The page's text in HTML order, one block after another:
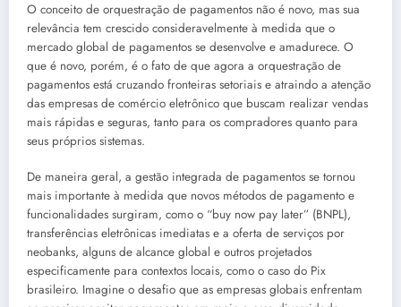
O conceito de orquestração de pagamentos não é novo, mas sua
relevância tem crescido consideravelmente à medida que o
mercado global de pagamentos se desenvolve e amadurece. O
que é novo, porém, é o fato de que agora a orquestração de
pagamentos está cruzando fronteiras setoriais e atraindo a atenção
das empresas de comércio eletrônico que buscam realizar vendas
mais rápidas e seguras, tanto para os compradores quanto para
seus próprios sistemas.
De maneira geral, a gestão integrada de pagamentos se tornou
mais importante à medida que novos métodos de pagamento e
funcionalidades surgiram, como o “buy now pay later” (BNPL),
transferências eletrônicas imediatas e a oferta de serviços por
neobanks, alguns de alcance global e outros projetados
especificamente para contextos locais, como o caso do Pix
brasileiro. Imagine o desafio que as empresas globais enfrentam